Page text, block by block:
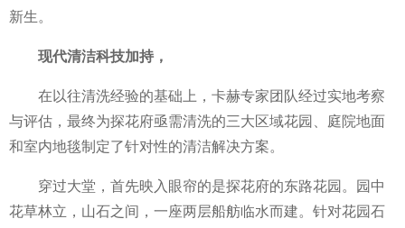
新生。
现代清洁科技加持，
在以往清洗经验的基础上，卡赫专家团队经过实地考察
与评估，最终为探花府亟需清洗的三大区域花园、庭院地面
和室内地毯制定了针对性的清洁解决方案。
穿过大堂，首先映入眼帘的是探花府的东路花园。园中
花草林立，山石之间，一座两层船舫临水而建。针对花园石